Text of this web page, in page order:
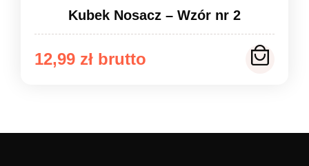
Kubek Nosacz – Wzór nr 2
12,99 zł